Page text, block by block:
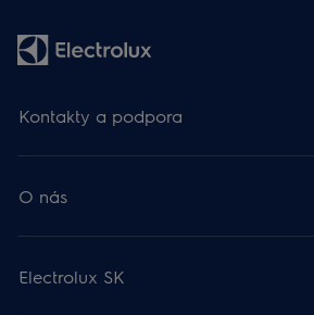
Kontakty a podpora
O nás
Electrolux SK